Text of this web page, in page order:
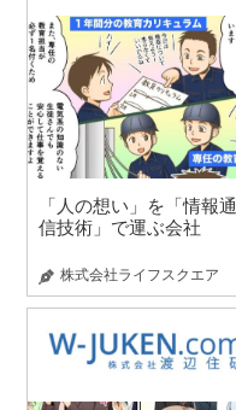
「人の想い」を「情報通
信技術」で運ぶ会社
株式会社ライフスクエア